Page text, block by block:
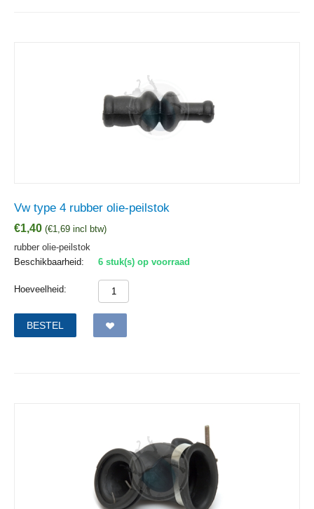
Vw type 4 rubber olie-peilstok
€1,40 (€1,69 incl btw)
rubber olie-peilstok
Beschikbaarheid:
6 stuk(s) op voorraad
Hoeveelheid:
BESTEL